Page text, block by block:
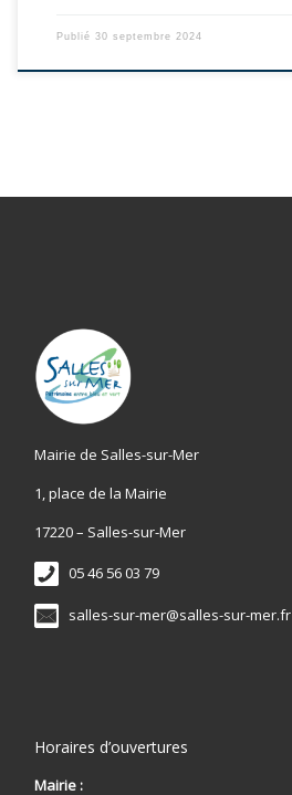
Publié 30 septembre 2024
Mairie de Salles-sur-Mer
1, place de la Mairie
17220 – Salles-sur-Mer
05 46 56 03 79
salles-sur-mer@salles-sur-mer.fr
Horaires d’ouvertures
Mairie :